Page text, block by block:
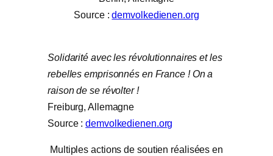
Source :demvolkedienen.org
Solidarité avec les révolutionnaires et les
rebelles emprisonnés en France ! On a
raison de se révolter !
Freiburg, Allemagne
Source :demvolkedienen.org
Multiples actions de soutien réalisées en